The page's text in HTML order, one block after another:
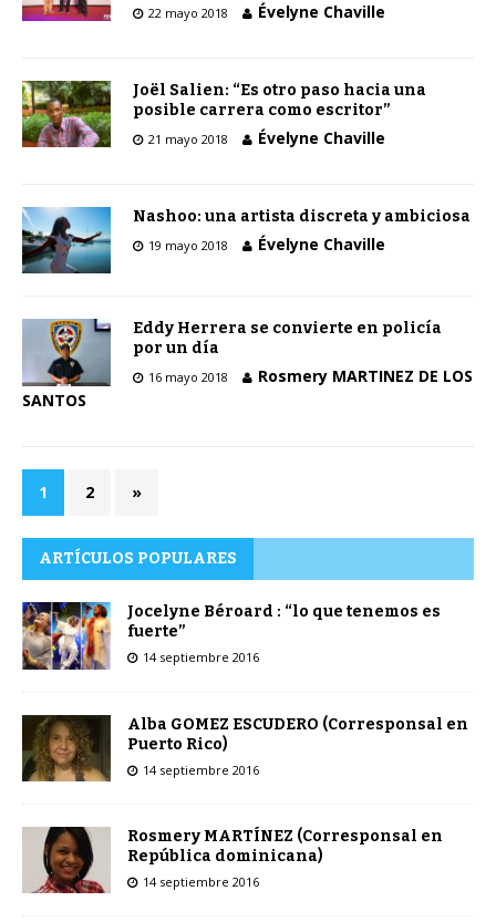
22 mayo 2018 Évelyne Chaville
Joël Salien: “Es otro paso hacia una
posible carrera como escritor”
21 mayo 2018 Évelyne Chaville
Nashoo: una artista discreta y ambiciosa
19 mayo 2018 Évelyne Chaville
Eddy Herrera se convierte en policía
por un día
16 mayo 2018
Rosmery MARTINEZ DE LOS
SANTOS
1 2 »
ARTÍCULOS POPULARES
Jocelyne Béroard : “lo que tenemos es
fuerte”
14 septiembre 2016
Alba GOMEZ ESCUDERO (Corresponsal en
Puerto Rico)
14 septiembre 2016
Rosmery MARTÍNEZ (Corresponsal en
República dominicana)
14 septiembre 2016